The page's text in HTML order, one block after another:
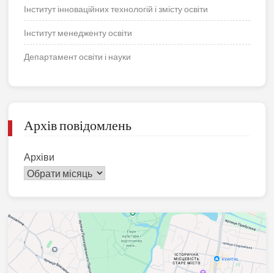
Інститут інноваційних технологій і змісту освіти
Інститут менедженту освіти
Департамент освіти і науки
Архів повідомлень
Архіви